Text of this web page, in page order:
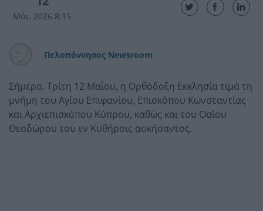
Μάι. 2026 8:15
Πελοπόννησος Newsroom
Σήμερα, Τρίτη 12 Μαΐου, η Ορθόδοξη Εκκλησία τιμά τη
μνήμη του Αγίου Επιφανίου, Επισκόπου Κωνσταντίας
και Αρχιεπισκόπου Κύπρου, καθώς και του Οσίου
Θεοδώρου του εν Κυθήροις ασκήσαντος.